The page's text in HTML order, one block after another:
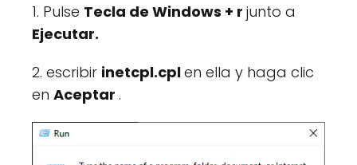
1. Pulse Tecla de Windows + r junto a
Ejecutar.
2. escribir inetcpl.cplen ella y haga clic
en Aceptar .